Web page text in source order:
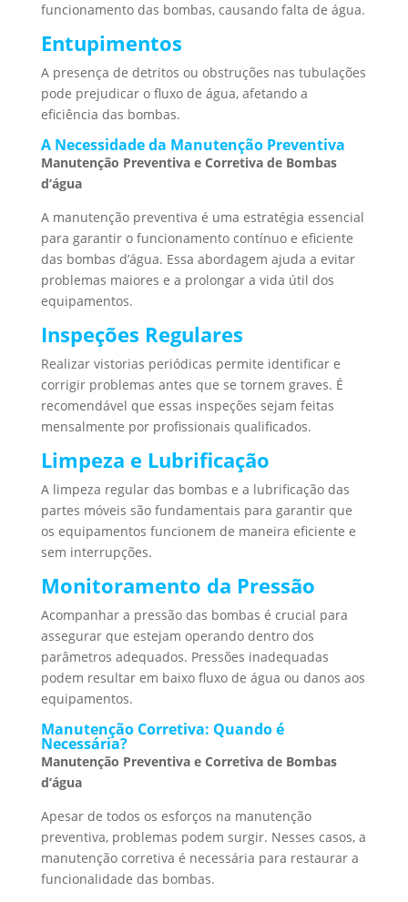
funcionamento das bombas, causando falta de água.
Entupimentos
A presença de detritos ou obstruções nas tubulações
pode prejudicar o fluxo de água, afetando a
eficiência das bombas.
A Necessidade da Manutenção Preventiva
Manutenção Preventiva e Corretiva de Bombas
d’água
A manutenção preventiva é uma estratégia essencial
para garantir o funcionamento contínuo e eficiente
das bombas d’água. Essa abordagem ajuda a evitar
problemas maiores e a prolongar a vida útil dos
equipamentos.
Inspeções Regulares
Realizar vistorias periódicas permite identificar e
corrigir problemas antes que se tornem graves. É
recomendável que essas inspeções sejam feitas
mensalmente por profissionais qualificados.
Limpeza e Lubrificação
A limpeza regular das bombas e a lubrificação das
partes móveis são fundamentais para garantir que
os equipamentos funcionem de maneira eficiente e
sem interrupções.
Monitoramento da Pressão
Acompanhar a pressão das bombas é crucial para
assegurar que estejam operando dentro dos
parâmetros adequados. Pressões inadequadas
podem resultar em baixo fluxo de água ou danos aos
equipamentos.
Manutenção Corretiva: Quando é
Necessária?
Manutenção Preventiva e Corretiva de Bombas
d’água
Apesar de todos os esforços na manutenção
preventiva, problemas podem surgir. Nesses casos, a
manutenção corretiva é necessária para restaurar a
funcionalidade das bombas.